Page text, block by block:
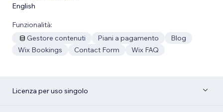
English
Funzionalità:
Gestore contenuti
Piani a pagamento
Blog
Wix Bookings
Contact Form Wix FAQ
Licenza per uso singolo